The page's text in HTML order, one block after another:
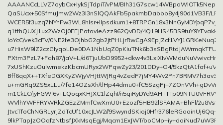
AAAANCcLLVZ7oybCx+IykSJTdpiT/vPM/
QaSUcx+50SfmuJmw2Wz3I3nSlQQAkFb5pakmbDabbb8y4j90d1VB3F/
q1tfhQUXJ1ux2WzOj0FEJPafovleAzz962QvDD/
loYcC/vek3cFV/
PXtm3PzL7+Fah87/jaV+L/
7xUShKzuOuIwmekzKbcmURyx2WPqwZy23/201DDy+O4/
u+mGRq9ZS5xLLu/7fe14OZsXh/tlHp44dmu0+fC5SzgPj+7ZOnVVh+gDvVn/
m1CkLC/jyFGWl6v+LQoqxKHJXC1lZqhI/
WVlhYWFFRYWRkZGEzZMmfCwXmU0+Ezozf5HB92lSFAMA+BhFl/
JtvcTfoChNGRLyrJZdTcUf10xcJLW2//
9lkPTapJzOOqfzNtbsfJXkMsqEgj/Mqcm1ExJWT/